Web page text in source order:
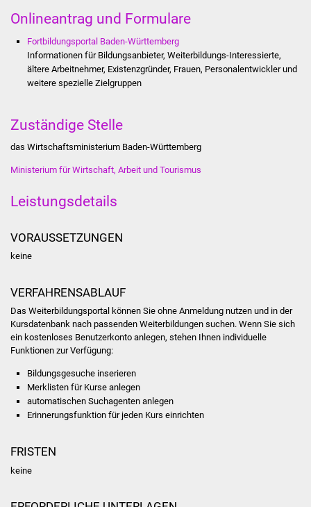
Schulentwicklung Bizet
Sanierung Hallenbad
Formulare
Schulen
Onlineantrag und Formulare
Fortbildungsportal Baden-Württemberg
Informationen für Bildungsanbieter, Weiterbildungs-Interessierte,
ältere Arbeitnehmer, Existenzgründer, Frauen, Personalentwickler und
weitere spezielle Zielgruppen
Zuständige Stelle
das Wirtschaftsministerium Baden-Württemberg
Ministerium für Wirtschaft, Arbeit und Tourismus
Leistungsdetails
VORAUSSETZUNGEN
keine
VERFAHRENSABLAUF
Das Weiterbildungsportal können Sie ohne Anmeldung nutzen und in der
Kursdatenbank nach passenden Weiterbildungen suchen. Wenn Sie sich
ein kostenloses Benutzerkonto anlegen, stehen Ihnen individuelle
Funktionen zur Verfügung:
Bildungsgesuche inserieren
Merklisten für Kurse anlegen
automatischen Suchagenten anlegen
Erinnerungsfunktion für jeden Kurs einrichten
FRISTEN
keine